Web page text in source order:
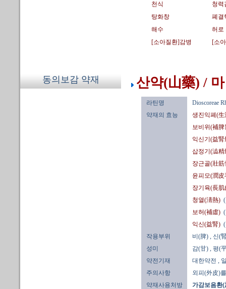
천식
청력
탕화창
폐결
해수
허로
[소아질환]감병
[소
동의보감 약재 산약(山藥) / 마
라틴명
Dioscoreae
약재의 효능
생진익폐(生
보비위(補脾
익신기(益腎
삽정기(澁精
장근골(壯筋
윤피모(潤皮
장기육(長肌
청열(淸熱)
보허(補虛)
익신(益腎)
작용부위
비(脾)
, 신(
성미
감(甘)
, 평(
약전기재
대한약전
,
주의사항
외피(外皮)
약재사용처방
가감보음환